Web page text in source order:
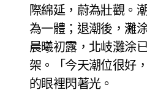
際綿延，蔚為壯觀。
為一體；退潮後，灘
晨曦初露，北岐灘涂
架。「今天潮位很好
的眼裡閃著光。